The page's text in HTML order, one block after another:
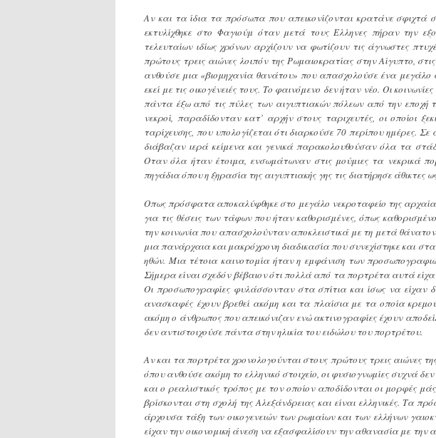
Αν και τα ίδια τα πρόσωπα που απεικονίζονται κρατάνε σφιχτά
εκτυλίχθηκε στο Φαγιούμ όταν μετά τους Ελληνες πήραν την
τελευταίων ιδίως χρόνων αρχίζουν να φωτίζουν τις άγνωστες
πρώτους τρεις αιώνες λοιπόν της Ρωμαιοκρατίας στην Αίγυπτο,
ανθούσε μια «βιομηχανία θανάτου» που απασχολούσε ένα μεγάλο
εκεί με τις οικογένειές τους. Το φαινόμενο δεν ήταν νέο. Οι
πάντα έξω από τις πύλες των αιγυπτιακών πόλεων από την
νεκροί, παραδίδονταν κατ’ αρχήν στους ταριχευτές, οι οποίοι
ταρίχευσης, που υπολογίζεται ότι διαρκούσε 70 περίπου ημέρες.
διάβαζαν ιερά κείμενα και γενικά παρακολουθούσαν όλα τα
Οταν όλα ήταν έτοιμα, ενσωμάτωναν στις μούμιες τα νεκρικά
πηγάδια όπου η ξηρασία της αιγυπτιακής γης τις διατήρησε άθικτες
Οπως πρόσφατα αποκαλύφθηκε στο μεγάλο νεκροταφείο της
για τις θέσεις των τάφων που ήταν καθορισμένες, όπως
την κοινωνία που απασχολούνταν αποκλειστικά με τη μετά
μια πανάρχαια και μακρόχρονη διαδικασία που συνεχίστηκε και
ηθών. Μια τέτοια καινοτομία ήταν η εμφάνιση των
Σήμερα είναι σχεδόν βέβαιον ότι πολλά από τα πορτρέτα αυτά
Οι προσωπογραφίες φυλάσσονταν στα σπίτια και ίσως να είχαν
ανασκαφές έχουν βρεθεί ακόμη και τα πλαίσια με τα οποία
ακόμη ο άνθρωπος που απεικόνιζαν ενώ ακτινογραφίες έχουν
δεν αντιστοιχούσε πάντα στην ηλικία του ειδώλου του πορτρέτου.
Αν και τα πορτρέτα χρονολογούνται στους πρώτους τρεις αιώνες
όπου ανθούσε ακόμη το ελληνικό στοιχείο, οι φυσιογνωμίες συχνά
και ο ρεαλιστικός τρόπος με τον οποίον αποδίδονται οι μορφές
βρίσκονται στη σχολή της Αλεξάνδρειας και είναι ελληνικές. Τα
άρχουσα τάξη των οικογενειών των ρωμαίων και των ελλήνων
είχαν την οικονομική άνεση να εξασφαλίσουν την αθανασία με την